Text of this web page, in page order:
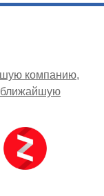
компанию
ближайшую